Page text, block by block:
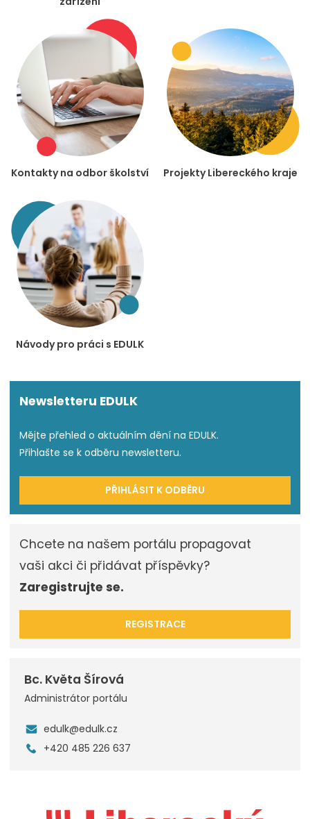
Kontakty na odbor školství Projekty Libereckého kraje
Návody pro práci s EDULK
Newsletteru EDULK
Mějte přehled o aktuálním dění na EDULK.
Přihlašte se k odběru newsletteru.
PŘIHLÁSIT K ODBĚRU
Chcete na našem portálu propagovat
vaši akci či přidávat příspěvky?
Zaregistrujte se.
REGISTRACE
Bc. Květa Šírová
Administrátor portálu
edulk@edulk.cz
+420 485 226 637